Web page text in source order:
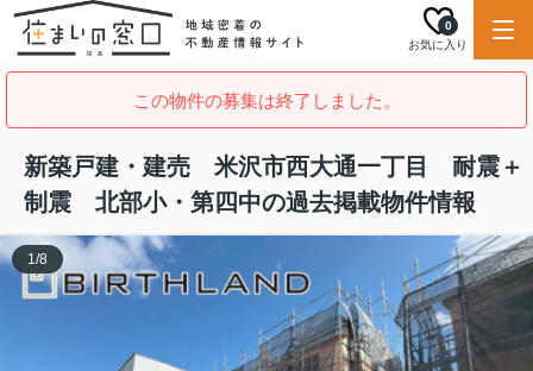
お気に入り
0
この物件の募集は終了しました。
新築戸建・建売 米沢市西大通一丁目 耐震＋
制震 北部小・第四中の過去掲載物件情報
1/8